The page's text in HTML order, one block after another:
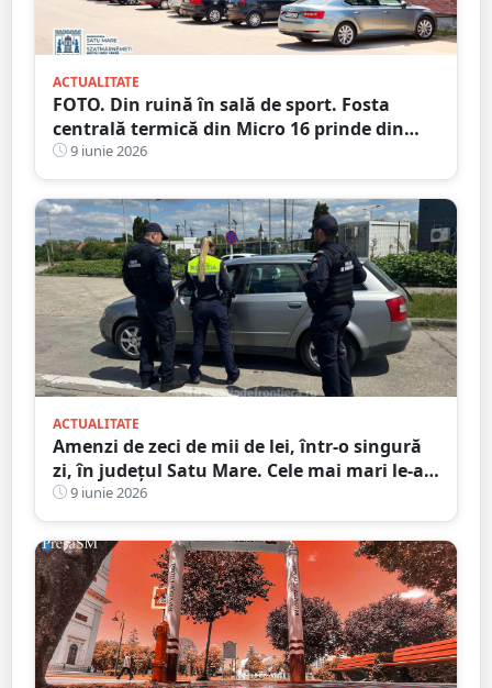
ACTUALITATE
FOTO. Din ruină în sală de sport. Fosta
centrală termică din Micro 16 prinde din
nou viață
9 iunie 2026
ACTUALITATE
Amenzi de zeci de mii de lei, într-o singură
zi, în județul Satu Mare. Cele mai mari le-au
încasat șoferii
9 iunie 2026